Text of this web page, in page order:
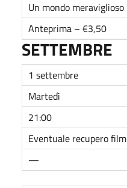
Un mondo meraviglioso
Anteprima – €3,50
SETTEMBRE
1 settembre
Martedì
21:00
Eventuale recupero film
—